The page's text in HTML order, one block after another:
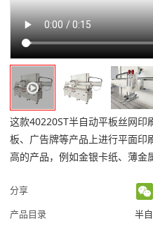
这款40220ST半自动平板丝网印
板、广告牌等产品上进行平面印
高的产品，例如金银卡纸、薄金
分享
产品目录
半